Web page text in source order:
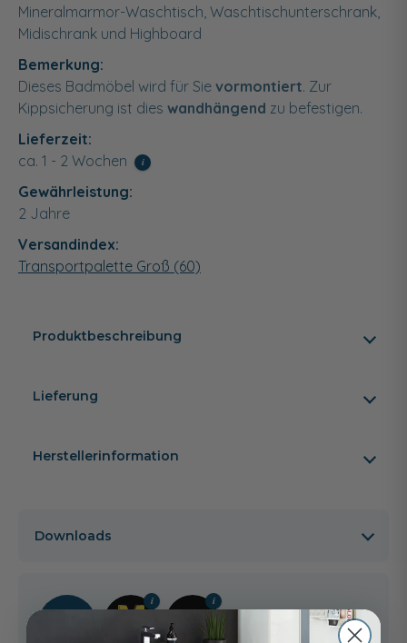
Mineralmarmor-Waschtisch, Waschtischunterschrank,
Midischrank und Highboard
Bemerkung:
Dieses Badmöbel wird für Sie vormontiert. Zur
Kippsicherung ist dies wandhängend zu befestigen.
Lieferzeit:
ca. 1 - 2 Wochen
i
Gewährleistung:
2 Jahre
Versandindex:
Transportpalette Groß (60)
Produktbeschreibung
Lieferung
Herstellerinformation
Downloads